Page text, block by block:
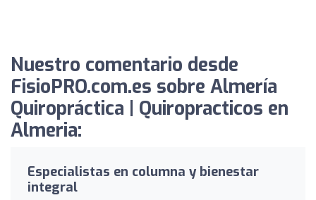
Nuestro comentario desde
FisioPRO.com.es sobre Almería
Quiropráctica | Quiropracticos en
Almeria:
Especialistas en columna y bienestar
integral